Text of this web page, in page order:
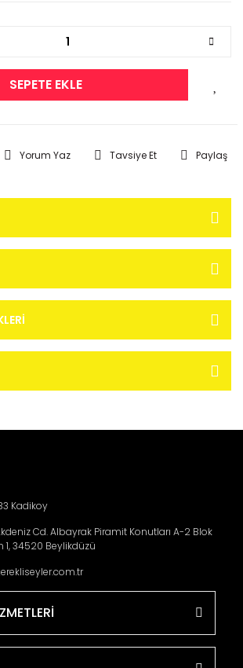
SEPETE EKLE
Yorum Yaz Tavsiye Et Paylaş
Kadikoy
Cd. Albayrak Piramit Konutları A-2 Blok
1, 34520 Beylikdüzü